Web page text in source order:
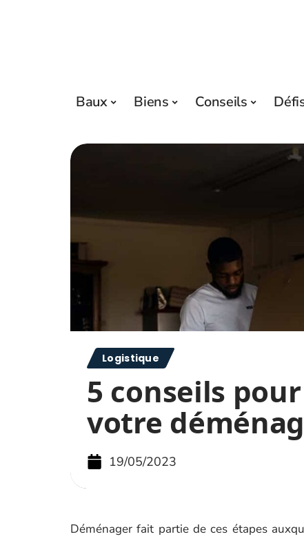
Baux Biens Conseils
Logistique
5 conseils
votre
19/05/2023
Déménager fait partie de ces étapes